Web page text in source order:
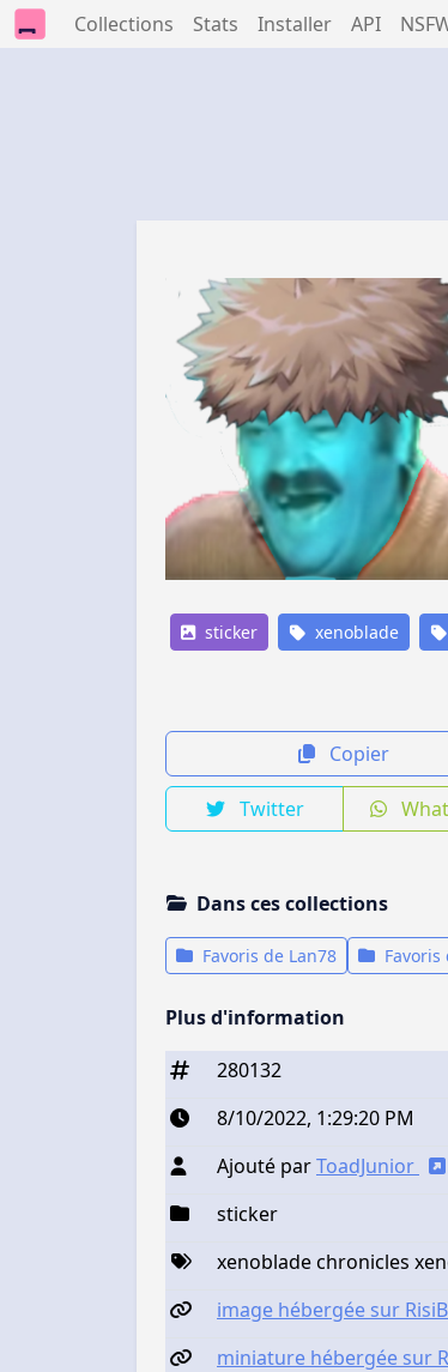
Collections Stats Installer API
sticker xenoblade
Copier
Twitter
Dans ces collections
Favoris de Lan78
Plus d'information
280132
8/10/2022, 1:29:20 PM
Ajouté parToadJunior
sticker
xenoblade chronicles
image hébergée sur
miniature hébergée sur